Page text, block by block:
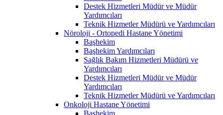
Destek Hizmetleri Müdür ve Müdür
Yardımcıları
Teknik Hizmetler Müdürü ve Yardımcıları
Nöroloji - Ortopedi Hastane Yönetimi
Başhekim
Başhekim Yardımcıları
Sağlık Bakım Hizmetleri Müdürü ve
Yardımcıları
Destek Hizmetleri Müdür ve Müdür
Yardımcıları
Teknik Hizmetler Müdürü ve Yardımcıları
Onkoloji Hastane Yönetimi
Başhekim